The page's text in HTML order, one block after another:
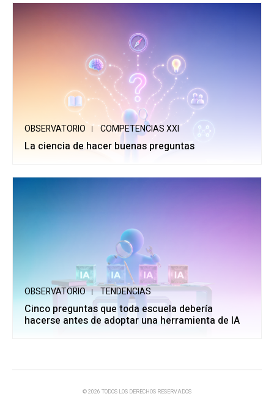
OBSERVATORIO COMPETENCIAS XXI
La ciencia de hacer buenas preguntas
OBSERVATORIO TENDENCIAS
Cinco preguntas que toda escuela debería
hacerse antes de adoptar una herramienta de IA
© 2026 TODOS LOS DERECHOS RESERVADOS